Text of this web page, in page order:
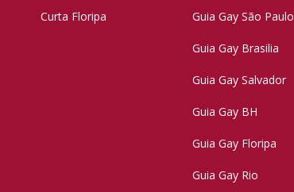
Curta Floripa Guia Gay São Paulo
Guia Gay Brasilia
Guia Gay Salvador
Guia Gay BH
Guia Gay Floripa
Guia Gay Rio